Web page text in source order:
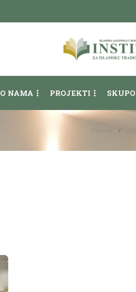
O NAMA PROJEKTI
Početna